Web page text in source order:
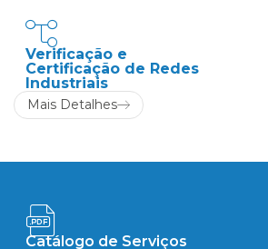
Verificação e
Certificação de Redes
Industriais
Mais Detalhes
Catálogo de Serviços